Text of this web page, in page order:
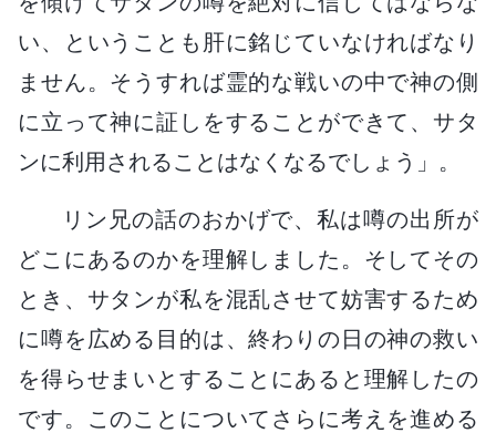
い、ということも肝に銘じていなければなり
ません。そうすれば霊的な戦いの中で神の側
に立って神に証しをすることができて、サタ
ンに利用されることはなくなるでしょう」。
リン兄の話のおかげで、私は噂の出所が
どこにあるのかを理解しました。そしてその
とき、サタンが私を混乱させて妨害するため
に噂を広める目的は、終わりの日の神の救い
を得らせまいとすることにあると理解したの
です。このことについてさらに考えを進める